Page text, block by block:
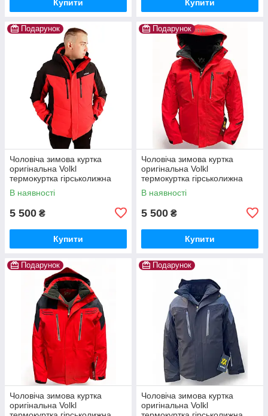
Купити Купити
Подарунок
Чоловіча зимова куртка
оригінальна Volkl
термокуртка гірськолижна
червона
В наявності
5 500 ₴
Купити
Подарунок
Чоловіча зимова куртка
оригінальна Volkl
термокуртка гірськолижна
тепла на зиму червона
В наявності
5 500 ₴
Купити
Подарунок
Чоловіча зимова куртка
оригінальна Volkl
Подарунок
Чоловіча зимова куртка
оригінальна Volkl